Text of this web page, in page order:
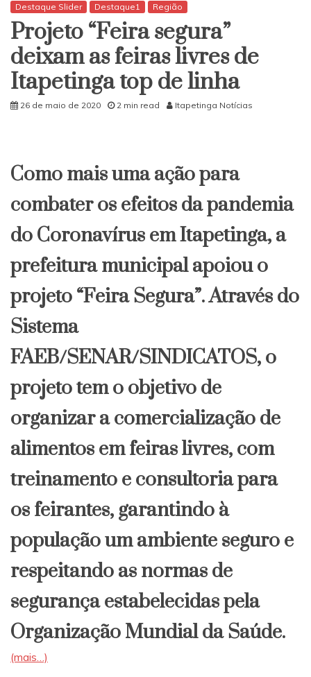
falecimento
do
radialista
Nivaldo
Viana
Destaque Slider Destaque1 Região
Projeto “Feira segura”
deixam as feiras livres de
Itapetinga top de linha
26 de maio de 2020 2 min read Itapetinga Notícias
Como mais uma ação para
combater os efeitos da pandemia
do Coronavírus em Itapetinga, a
prefeitura municipal apoiou o
projeto “Feira Segura”. Através do
Sistema
FAEB/SENAR/SINDICATOS, o
projeto tem o objetivo de
organizar a comercialização de
alimentos em feiras livres, com
treinamento e consultoria para
os feirantes, garantindo à
população um ambiente seguro e
respeitando as normas de
segurança estabelecidas pela
Organização Mundial da Saúde.
(mais…)